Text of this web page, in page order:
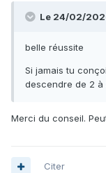
Le 24/02/
belle réussite
Si jamais tu
descendre de 2
Merci du conseil.
Citer